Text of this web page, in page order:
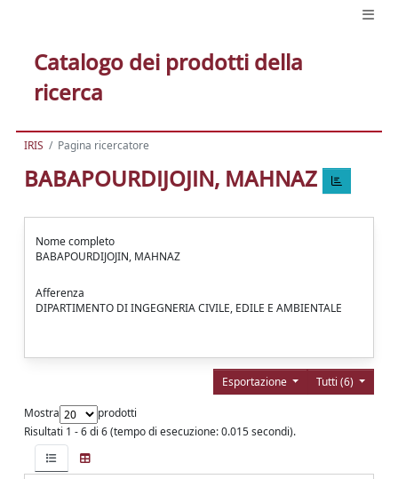
Catalogo dei prodotti della
ricerca
IRIS Pagina ricercatore
BABAPOURDIJOJIN, MAHNAZ
Nome completo
BABAPOURDIJOJIN, MAHNAZ
Afferenza
DIPARTIMENTO DI INGEGNERIA CIVILE, EDILE E AMBIENTALE
Tutti (6)
Esportazione
Mostra
prodotti
Risultati 1 - 6 di 6 (tempo di esecuzione: 0.015 secondi).